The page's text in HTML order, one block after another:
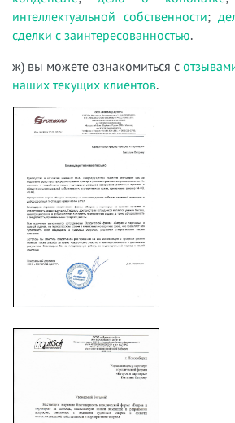
интеллектуальной собственности;
сделки с заинтересованностью.
ж) вы можете ознакомиться с
наших текущих клиентов.